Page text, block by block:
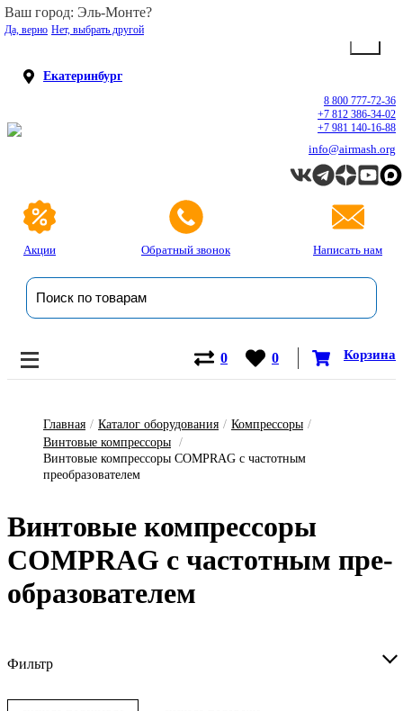
Екатеринбург
Ваш город: Эль-Монте?
Да, верно Нет, выбрать другой
Акции Обратный звонок Написать нам
8 800 777-72-36
+7 812 386-34-02
+7 981 140-16-88
info@airmash.org
0 0 Корзина
Главная / Каталог оборудования / Компрессоры /
Винтовые компрессоры /
Винтовые компрессоры COMPRAG с частотным
преобразователем
Винтовые ком­прес­со­ры
COMPRAG с час­тотным пре­
об­ра­зо­ва­те­лем
Фильтр